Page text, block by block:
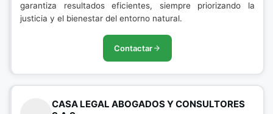
garantiza resultados eficientes, siempre priorizando la
justicia y el bienestar del entorno natural.
Contactar
CASA LEGAL ABOGADOS Y CONSULTORES